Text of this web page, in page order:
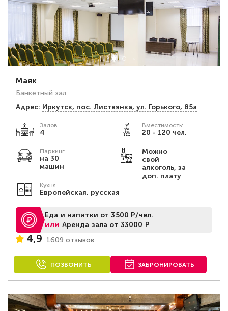
Маяк
Банкетный зал
Адрес: Иркутск, пос. Листвянка, ул. Горького, 85а
Залов
4
Вместимость:
20 - 120 чел.
Паркинг
на 30
машин
Можно
свой
алкоголь, за
доп. плату
Кухня
Европейская, русская
Еда и напитки от 3500 Р/чел.
или Аренда зала от 33000 Р
4,9 1609 отзывов
ПОЗВОНИТЬ ЗАБРОНИРОВАТЬ